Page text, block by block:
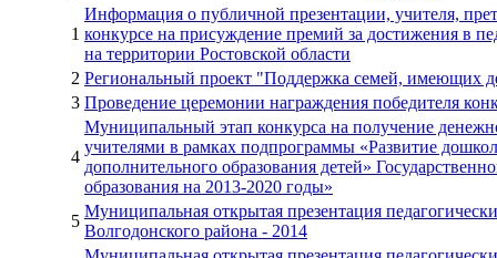
1
Информация о публичной презентации, учителя,
конкурсе на присуждение премий за достижения в
на территории Ростовской области
2 Региональный проект "Поддержка семей, имеющих
3 Проведение церемонии награждения победителя
4
Муниципальный этап конкурса на получение
учителями в рамках подпрограммы «Развитие
дополнительного образования детей»
образования на 2013-2020 годы»
5
Муниципальная открытая презентация
Волгодонского района - 2014